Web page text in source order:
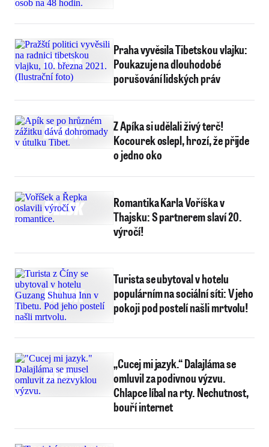
Praha vyvěsila Tibetskou vlajku:
Poukazuje na dlouhodobé
porušování lidských práv
Z Apíka si udělali živý terč!
Kocourek oslepl, hrozí, že přijde
o jedno oko
Romantika Karla Voříška v
Thajsku: S partnerem slaví 20.
výročí!
Turista se ubytoval v hotelu
populárním na sociální síti: V jeho
pokoji pod postelí našli mrtvolu!
„Cucej mi jazyk.“ Dalajláma se
omluvil za podivnou výzvu.
Chlapce líbal na rty. Nechutnost,
bouří internet